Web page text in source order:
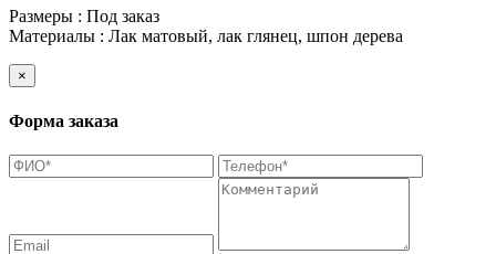
Размеры : Под заказ
Материалы : Лак матовый, лак глянец, шпон дерева
×
Форма заказа